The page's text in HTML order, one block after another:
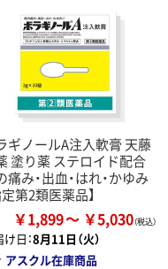
ギノールA注入軟膏 天藤
塗り薬 ステロイド配合
痛み・出血・はれ・かゆみ
定第2類医薬品】
￥1,899 ￥5,030
日：8月11日（火）
アスクル在庫商品